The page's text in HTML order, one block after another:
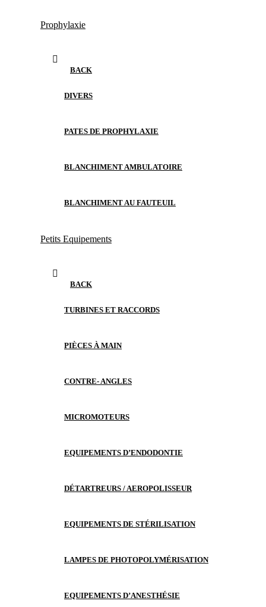
Prophylaxie
BACK
DIVERS
PATES DE PROPHYLAXIE
BLANCHIMENT AMBULATOIRE
BLANCHIMENT AU FAUTEUIL
Petits Equipements
BACK
TURBINES ET RACCORDS
PIÈCES À MAIN
CONTRE- ANGLES
MICROMOTEURS
EQUIPEMENTS D’ENDODONTIE
DÉTARTREURS / AEROPOLISSEUR
EQUIPEMENTS DE STÉRILISATION
LAMPES DE PHOTOPOLYMÉRISATION
EQUIPEMENTS D’ANESTHÉSIE